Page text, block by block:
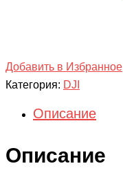
Добавить в Избранное
Категория: DJI
Описание
Описание